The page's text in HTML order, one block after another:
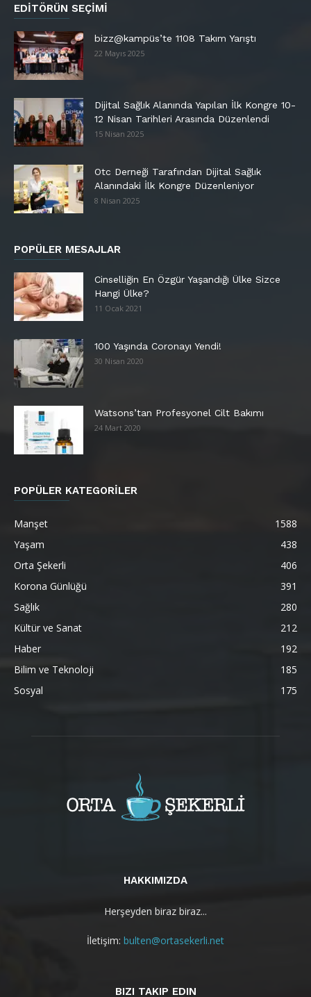
EDITÖRÜN SEÇIMI
bizz@kampüs’te 1108 Takım Yarıştı
22 Mayıs 2025
Dijital Sağlık Alanında Yapılan İlk Kongre 10-
12 Nisan Tarihleri Arasında Düzenlendi
15 Nisan 2025
Otc Derneği Tarafından Dijital Sağlık
Alanındaki İlk Kongre Düzenleniyor
8 Nisan 2025
POPÜLER MESAJLAR
Cinselliğin En Özgür Yaşandığı Ülke Sizce
Hangi Ülke?
11 Ocak 2021
100 Yaşında Coronayı Yendi!
30 Nisan 2020
Watsons’tan Profesyonel Cilt Bakımı
24 Mart 2020
POPÜLER KATEGORİLER
Manşet
1588
Yaşam
438
Orta Şekerli
406
Korona Günlüğü
391
Sağlık
280
Kültür ve Sanat
212
Haber
192
Bilim ve Teknoloji
185
Sosyal
175
HAKKIMIZDA
Herşeyden biraz biraz...
İletişim: bulten@ortasekerli.net
BIZI TAKIP EDIN